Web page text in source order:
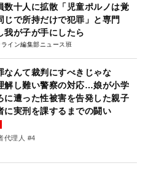
数十人に拡散「児童ポルノは覚
じで所持だけで犯罪」と専門
我が子が手にしたら
イン編集部ニュース班
なんて裁判にすべきじゃな
解し難い警察の対応…娘が小学
に遭った性被害を告発した親子
に実刑を課するまでの闘い
代理人 #4